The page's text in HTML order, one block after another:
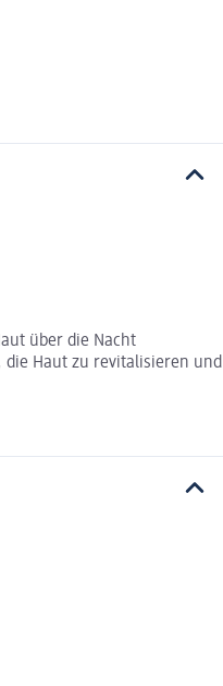
über die Nacht
die Haut zu revitalisieren und